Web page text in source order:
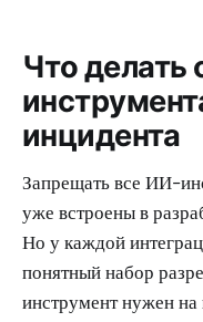
Что делать
инцидента
Запрещать все ИИ-
уже встроены в
Но у каждой
понятный набор
инструмент нужен